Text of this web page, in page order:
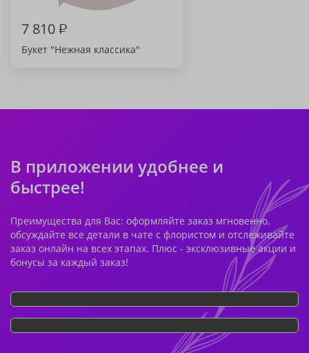
7 810₽
Букет "Нежная классика"
В приложении удобнее и
быстрее!
Преимущества для Вас: оформляйте заказ мгновенно,
обсуждайте все детали в чате с флористом и отслеживайте
заказ онлайн на всех этапах. Плюс - эксклюзивные акции и
бонусы за каждый заказ!